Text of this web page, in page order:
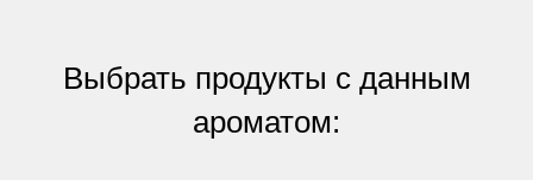
Выбрать продукты с данным
ароматом: